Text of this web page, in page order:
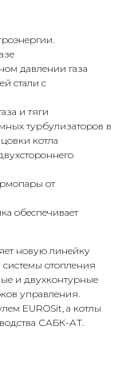
давлении газа
стали с
и тяги
турбулизаторов в
котла
от
обеспечивает
новую линейку
отопления
и двухконтурные
управления.
EUROSit, а котлы
САБК-АТ.